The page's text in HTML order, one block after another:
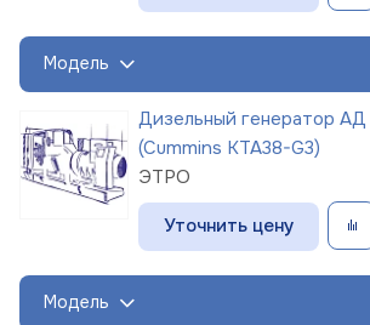
Модель
Дизельный генератор
(Cummins KTA38-G3)
ЭТРО
Уточнить цену
Модель